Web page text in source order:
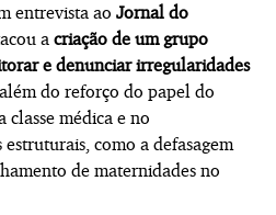
entrevista ao Jornal do
a criação de um grupo
e denunciar irregularidades
do reforço do papel do
classe médica e no
como a defasagem
de maternidades no